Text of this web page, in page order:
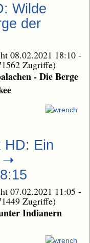
Wilde
der
08.02.2021 18:10 -
Zugriffe)
- Die Berge
HD: Ein
➝
07.02.2021 11:05 -
Zugriffe)
Indianern